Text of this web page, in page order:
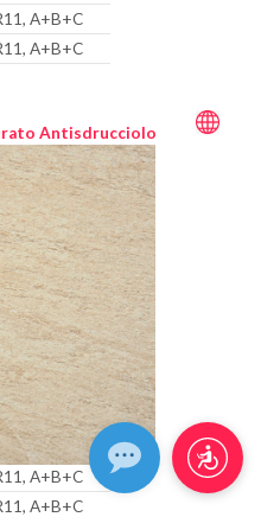
A+B+C
A+B+C
Antisdrucciolo
A+B+C
A+B+C